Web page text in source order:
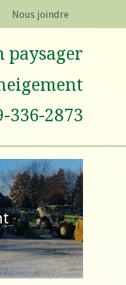
Nous joindre
paysager
336-2873